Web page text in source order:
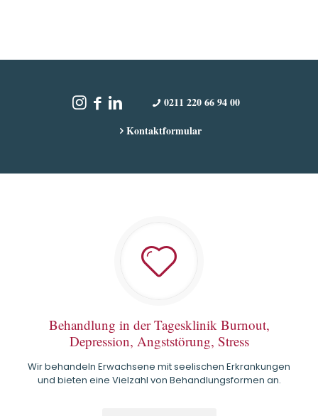
0211 220 66 94 00
Kontaktformular
Behandlung in der Tagesklinik Burnout,
Depression, Angststörung, Stress
Wir behandeln Erwachsene mit seelischen Erkrankungen
und bieten eine Vielzahl von Behandlungsformen an.